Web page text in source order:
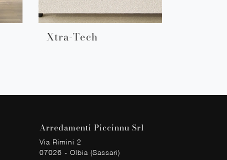
Xtra-Tech
Arredamenti Piccinnu Srl
Via Rimini 2
07026 - Olbia (Sassari)